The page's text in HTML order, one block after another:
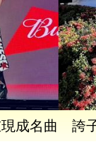
現成名曲 誇